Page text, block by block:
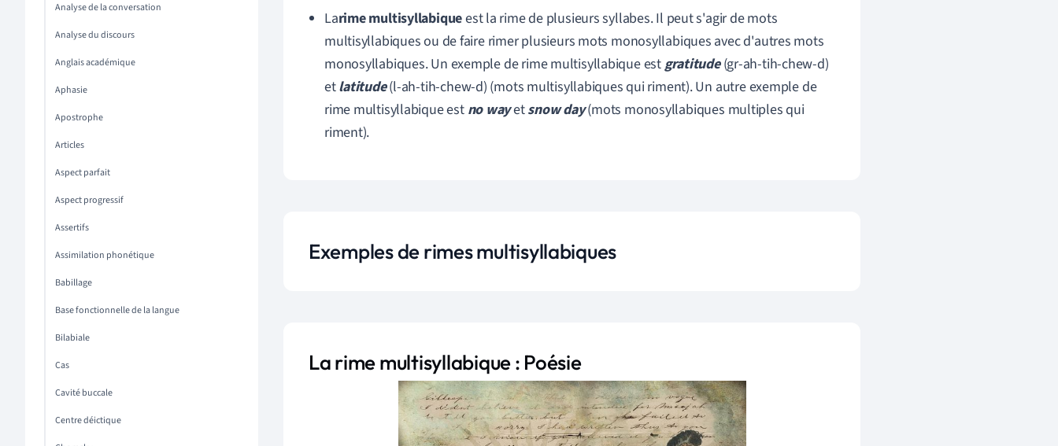
Analyse de la conversation
Analyse du discours
Anglais académique
Aphasie
Apostrophe
Articles
Aspect parfait
Aspect progressif
Assertifs
Assimilation phonétique
Babillage
Base fonctionnelle de la langue
Bilabiale
Cas
Cavité buccale
Centre déictique
Larime multisyllabiqueest la rime de plusieurs syllabes. Il peut s'agir de mots
multisyllabiques ou de faire rimer plusieurs mots monosyllabiques avec d'autres mots
monosyllabiques. Un exemple de rime multisyllabique estgratitude(gr-ah-tih-chew-d)
etlatitude(l-ah-tih-chew-d) (mots multisyllabiques qui riment). Un autre exemple de
rime multisyllabique est no wayetsnow day(mots monosyllabiques multiples qui
riment).
Exemples de rimes multisyllabiques
La rime multisyllabique : Poésie